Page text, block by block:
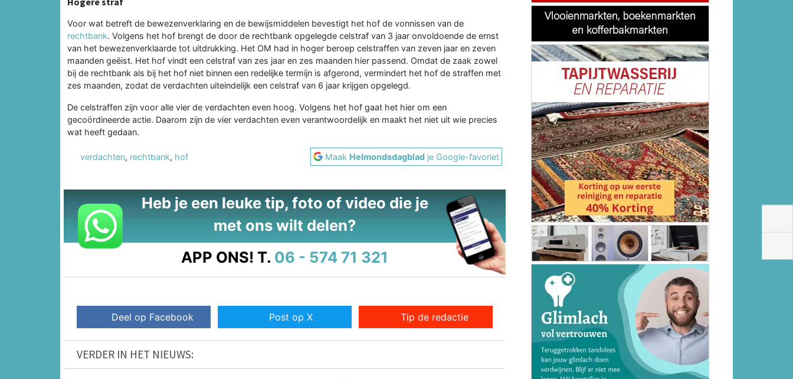
Voor wat betreft de bewezenverklaring en de bewijsmiddelen bevestigt het hof de vonnissen van de
rechtbank. Volgens het hof brengt de door de rechtbank opgelegde celstraf van 3 jaar onvoldoende de ernst
van het bewezenverklaarde tot uitdrukking. Het OM had in hoger beroep celstraffen van zeven jaar en zeven
maanden geëist. Het hof vindt een celstraf van zes jaar en zes maanden hier passend. Omdat de zaak zowel
bij de rechtbank als bij het hof niet binnen een redelijke termijn is afgerond, vermindert het hof de straffen met
zes maanden, zodat de verdachten uiteindelijk een celstraf van 6 jaar krijgen opgelegd.
De celstraffen zijn voor alle vier de verdachten even hoog. Volgens het hof gaat het hier om een
gecoördineerde actie. Daarom zijn de vier verdachten even verantwoordelijk en maakt het niet uit wie precies
wat heeft gedaan.
verdachten, rechtbank, hof Maak Helmondsdagblad je Google-favoriet
Heb je een leuke tip, foto of video die je
met ons wilt delen?
APP ONS! T. 06 - 574 71 321
Deel op Facebook Post op X Tip de redactie
VERDER IN HET NIEUWS: